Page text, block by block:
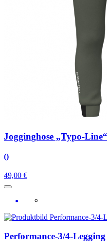
Accessoires
Jogginghose „Typo-
()
49,00 €
Performance-3/4-